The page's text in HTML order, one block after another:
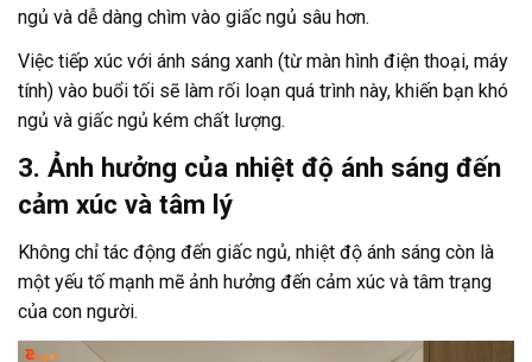
ngủ và dễ dàng chìm vào giấc ngủ sâu hơn.
Việc tiếp xúc với ánh sáng xanh (từ màn hình điện thoại, máy
tính) vào buổi tối sẽ làm rối loạn quá trình này, khiến bạn khó
ngủ và giấc ngủ kém chất lượng.
3. Ảnh hưởng của nhiệt độ ánh sáng đến
cảm xúc và tâm lý
Không chỉ tác động đến giấc ngủ, nhiệt độ ánh sáng còn là
một yếu tố mạnh mẽ ảnh hưởng đến cảm xúc và tâm trạng
của con người.